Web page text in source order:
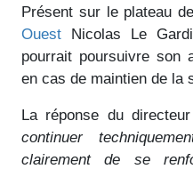
Présent sur le plateau
Ouest Nicolas Le
pourrait poursuivre son
en cas de maintien de la
La réponse du
continuer
clairement de se